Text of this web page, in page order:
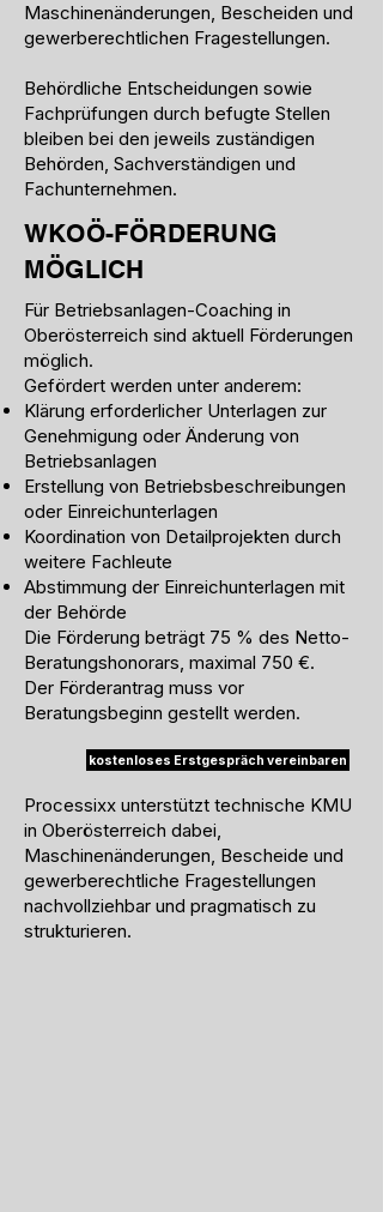
Maschinenänderungen, Bescheiden und
gewerberechtlichen Fragestellungen.
Behördliche Entscheidungen sowie
Fachprüfungen durch befugte Stellen
bleiben bei den jeweils zuständigen
Behörden, Sachverständigen und
Fachunternehmen.
WKOÖ-FÖRDERUNG
MÖGLICH
Für Betriebsanlagen-Coaching in
Oberösterreich sind aktuell Förderungen
möglich.
Gefördert werden unter anderem:
Klärung erforderlicher Unterlagen zur
Genehmigung oder Änderung von
Betriebsanlagen
Erstellung von Betriebsbeschreibungen
oder Einreichunterlagen
Koordination von Detailprojekten durch
weitere Fachleute
Abstimmung der Einreichunterlagen mit
der Behörde
Die Förderung beträgt 75 % des Netto-
Beratungshonorars, maximal 750 €.
Der Förderantrag muss vor
Beratungsbeginn gestellt werden.
kostenloses Erstgespräch vereinbaren
Processixx unterstützt technische KMU
in Oberösterreich dabei,
Maschinenänderungen, Bescheide und
gewerberechtliche Fragestellungen
nachvollziehbar und pragmatisch zu
strukturieren.